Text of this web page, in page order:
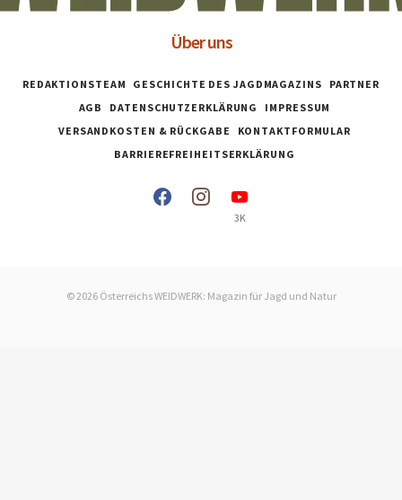
Über uns
REDAKTIONSTEAM GESCHICHTE DES JAGDMAGAZINS
PARTNER
AGB
DATENSCHUTZERKLÄRUNG
IMPRESSUM
VERSANDKOSTEN & RÜCKGABE
KONTAKTFORMULAR
BARRIEREFREIHEITSERKLÄRUNG
3K
© 2026 Österreichs WEIDWERK: Magazin für Jagd und Natur